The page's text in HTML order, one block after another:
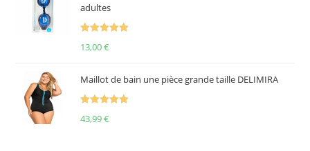
adultes
13,00€
Maillot de bain une pièce grande taille DELIMIRA
43,99€